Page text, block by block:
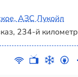
АЗС Лукойл
234-й километр